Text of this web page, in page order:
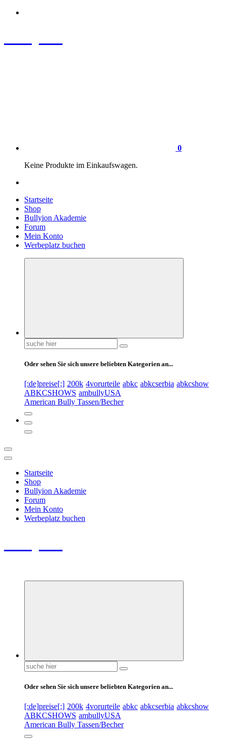
Zum
0
Keine Produkte im Einkaufswagen.
Startseite
Shop
Bullyion Akademie
Forum
Mein Konto
Werbeplatz buchen
Suchen
nach:
Oder sehen Sie sich unsere beliebten Kategorien an...
[:de]preise[:] 200k 4vorurteile abkc abkcserbia abkcshow
ABKCSHOWS ambullyUSA
American Bully Tassen/Becher
Startseite
Shop
Bullyion Akademie
Forum
Mein Konto
Werbeplatz buchen
Suchen
nach:
Oder sehen Sie sich unsere beliebten Kategorien an...
[:de]preise[:] 200k 4vorurteile abkc abkcserbia abkcshow
ABKCSHOWS ambullyUSA
American Bully Tassen/Becher